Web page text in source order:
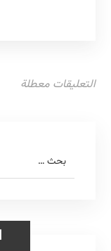
التعليقات معطلة